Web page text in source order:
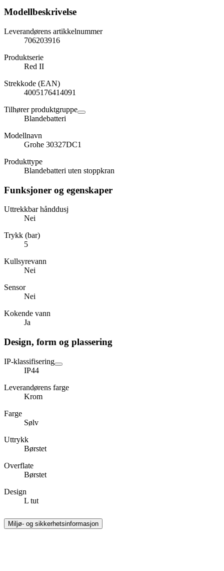
Modellbeskrivelse
Leverandørens artikkelnummer
706203916
Produktserie
Red II
Strekkode (EAN)
4005176414091
Tilhører produktgruppe
Blandebatteri
Modellnavn
Grohe 30327DC1
Produkttype
Blandebatteri uten stoppkran
Funksjoner og egenskaper
Uttrekkbar hånddusj
Nei
Trykk (bar)
5
Kullsyrevann
Nei
Sensor
Nei
Kokende vann
Ja
Design, form og plassering
IP-klassifisering
IP44
Leverandørens farge
Krom
Farge
Sølv
Uttrykk
Børstet
Overflate
Børstet
Design
L tut
Miljø- og sikkerhetsinformasjon